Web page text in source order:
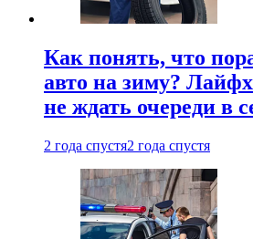
Как понять, что
авто на зиму?
не ждать очереди в
2 года спустя2 года спустя